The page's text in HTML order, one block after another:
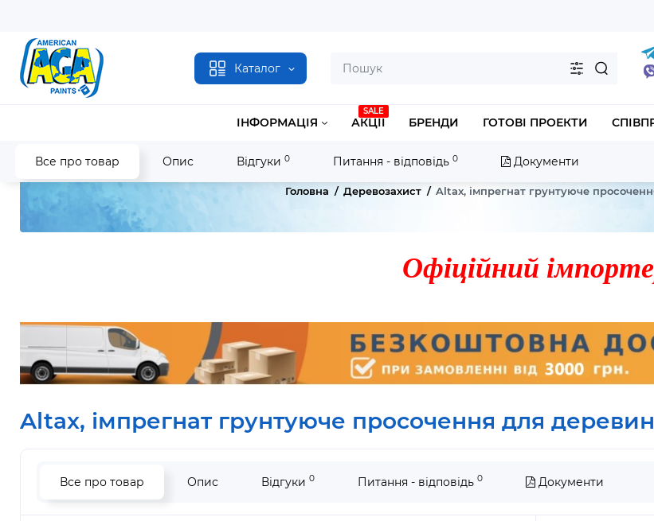
Каталог
ІНФОРМАЦІЯ
SALE
АКЦІЇ БРЕНДИ ГОТОВІ ПРОЕКТИ
Все про товар Опис Відгуки 0 Питання - відповідь 0 Документи
Головна Деревозахист Altax, імпрегнат грунтуюче
Офіційний
Altax, імпрегнат грунтуюче просочення для
Все про товар Опис Відгуки 0 Питання - відповідь 0 Документи